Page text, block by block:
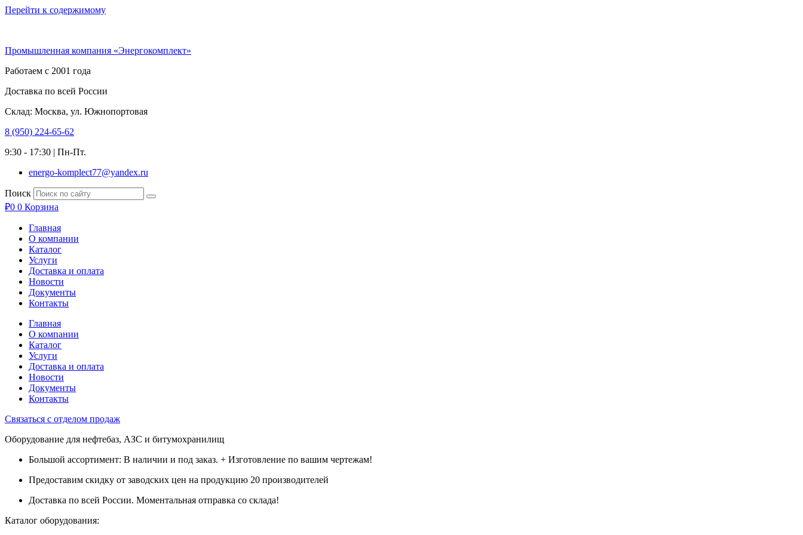
Перейти к содержимому
Промышленная компания «Энергокомплект»
Работаем с 2001 года
Доставка по всей России
Склад: Москва, ул. Южнопортовая
8 (950) 224-65-62
9:30 - 17:30 | Пн-Пт.
energo-komplect77@yandex.ru
Поиск
₽0 0 Корзина
Главная
О компании
Каталог
Услуги
Доставка и оплата
Новости
Документы
Контакты
Главная
О компании
Каталог
Услуги
Доставка и оплата
Новости
Документы
Контакты
Связаться с отделом продаж
Оборудование для нефтебаз, АЗС и битумохранилищ
Большой ассортимент: В наличии и под заказ. + Изготовление по вашим чертежам!
Предоставим скидку от заводских цен на продукцию 20 производителей
Доставка по всей России. Моментальная отправка со склада!
Каталог оборудования: